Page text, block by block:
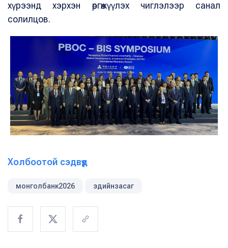
хүрээнд хэрхэн өргөжүүлэх чиглэлээр санал
солилцов.
Холбоотой сэдвүүд
монголбанк2026 эдийнзасаг